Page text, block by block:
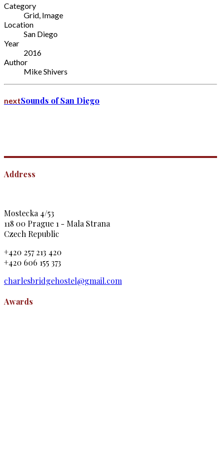
Category
Grid, Image
Location
San Diego
Year
2016
Author
Mike Shivers
nextSounds of San Diego
Address
Mostecka 4/53
118 00 Prague 1 - Mala Strana
Czech Republic
+420 257 213 420
+420 606 155 373
charlesbridgehostel@gmail.com
Awards